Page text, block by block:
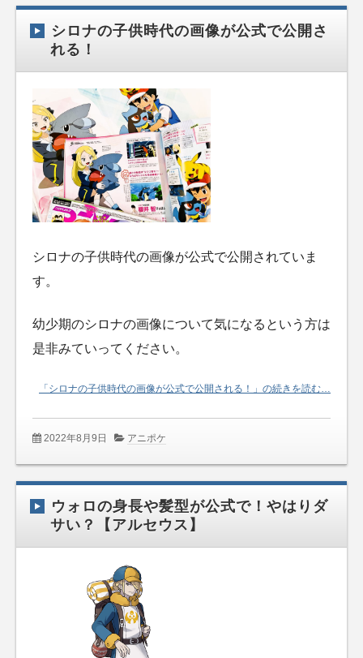
シロナの子供時代の画像が公式で公開さ
れる！
シロナの子供時代の画像が公式で公開されていま
す。
幼少期のシロナの画像について気になるという方は
是非みていってください。
「シロナの子供時代の画像が公式で公開される！」の続きを読む…
2022年8月9日 アニポケ
ウォロの身長や髪型が公式で！やはりダ
サい？【アルセウス】